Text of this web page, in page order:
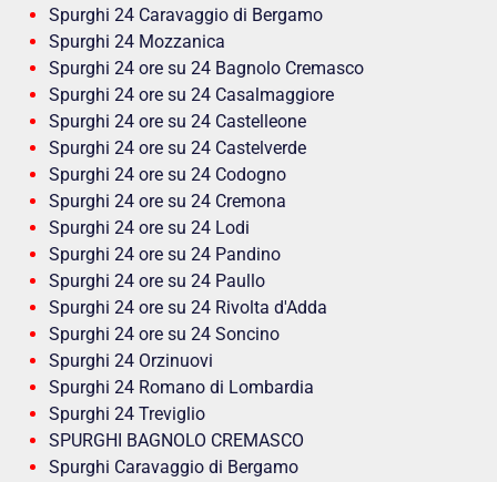
Spurghi 24 Caravaggio di Bergamo
Spurghi 24 Mozzanica
Spurghi 24 ore su 24 Bagnolo Cremasco
Spurghi 24 ore su 24 Casalmaggiore
Spurghi 24 ore su 24 Castelleone
Spurghi 24 ore su 24 Castelverde
Spurghi 24 ore su 24 Codogno
Spurghi 24 ore su 24 Cremona
Spurghi 24 ore su 24 Lodi
Spurghi 24 ore su 24 Pandino
Spurghi 24 ore su 24 Paullo
Spurghi 24 ore su 24 Rivolta d'Adda
Spurghi 24 ore su 24 Soncino
Spurghi 24 Orzinuovi
Spurghi 24 Romano di Lombardia
Spurghi 24 Treviglio
SPURGHI BAGNOLO CREMASCO
Spurghi Caravaggio di Bergamo